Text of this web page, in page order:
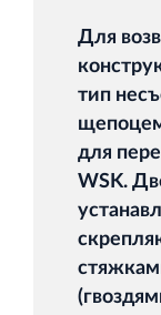
Современный
Кингисепп
Для
тип
для
WSK.